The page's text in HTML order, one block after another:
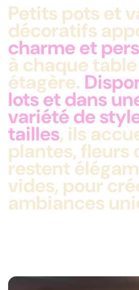
Petits pots et
décoratifs
charme et
à chaque
étagère.
lots et dans
variété de
tailles, ils
plantes, fleurs
restent
vides, pour
ambiances